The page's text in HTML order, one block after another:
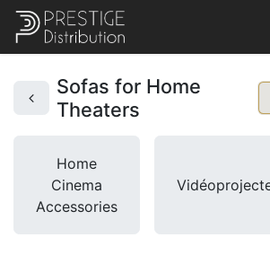
Sofas for Home
Theaters
Home
Cinema
Accessories